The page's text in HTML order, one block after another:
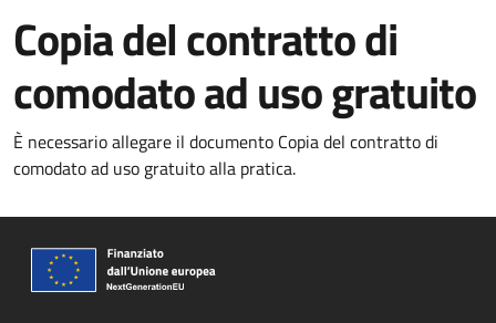
Copia del contratto di
comodato ad uso gratuito
È necessario allegare il documento Copia del contratto di
comodato ad uso gratuito alla pratica.